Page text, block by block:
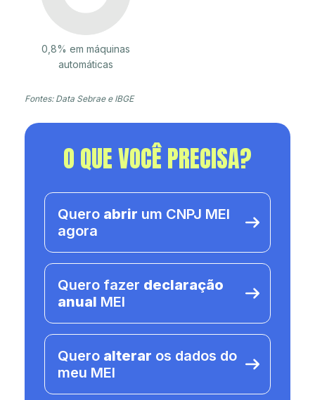
0,8% em máquinas
automáticas
Fontes: Data Sebrae e IBGE
O QUE VOCÊ PRECISA?
Quero abrir um CNPJ MEI
agora
Quero fazer declaração
anual MEI
Quero alterar os dados do
meu MEI